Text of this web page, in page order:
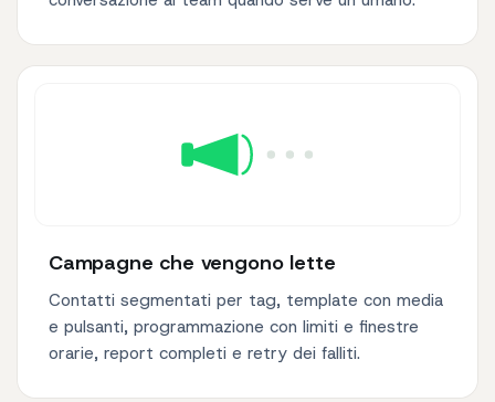
Campagne che vengono lette
Contatti segmentati per tag, template con media
e pulsanti, programmazione con limiti e finestre
orarie, report completi e retry dei falliti.